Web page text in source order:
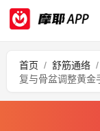
首页 / 舒筋通络 /
复与骨盆调整黄金